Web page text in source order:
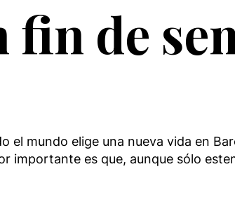
fin de
el mundo elige una nueva vida en
importante es que, aunque sólo